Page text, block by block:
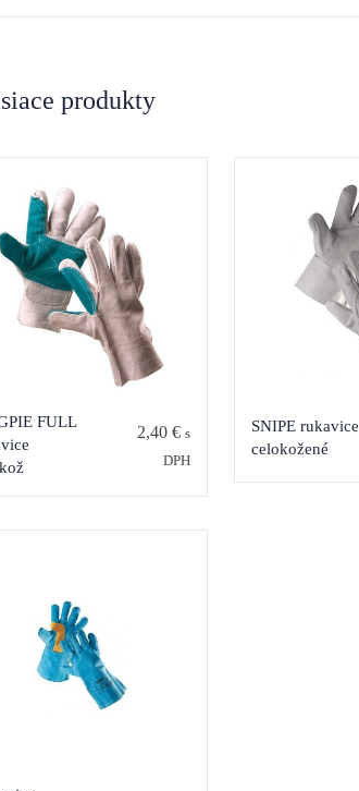
produkty
FULL
2,40 € s
DPH
SNIPE rukavice
celokožené